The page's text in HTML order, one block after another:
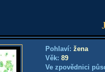
Pohlaví: žena
Věk: 89
Ve zpovědnici